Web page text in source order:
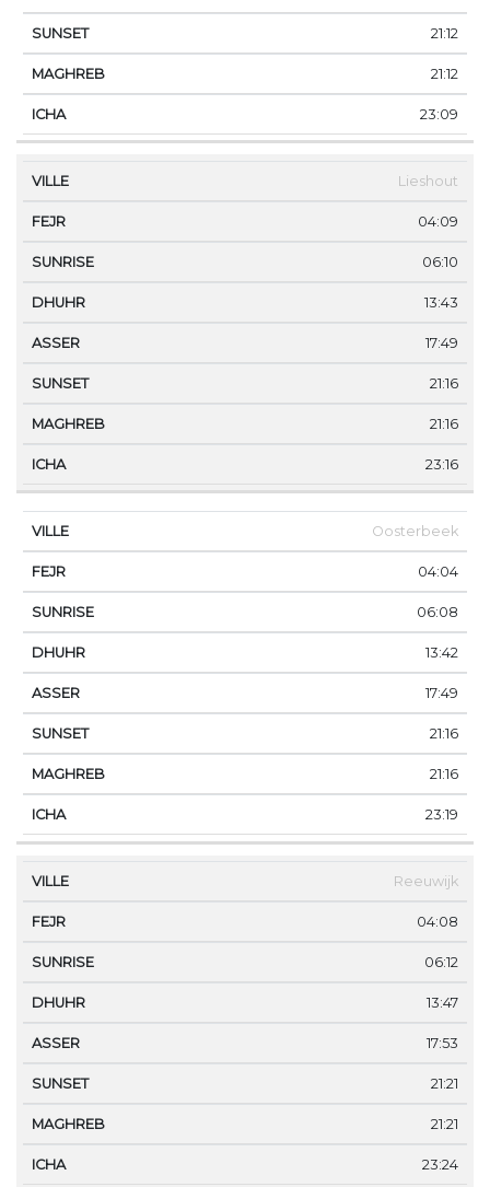
21:12
21:12
23:09
Lieshout
04:09
06:10
13:43
17:49
21:16
21:16
23:16
Oosterbeek
04:04
06:08
13:42
17:49
21:16
21:16
23:19
Reeuwijk
04:08
06:12
13:47
17:53
21:21
21:21
23:24